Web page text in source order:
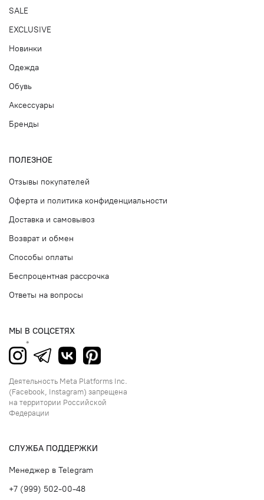
SALE
EXCLUSIVE
Новинки
Одежда
Обувь
Аксессуары
Бренды
ПОЛЕЗНОЕ
Отзывы покупателей
Оферта и политика конфиденциальности
Доставка и самовывоз
Возврат и обмен
Способы оплаты
Беспроцентная рассрочка
Ответы на вопросы
МЫ В СОЦСЕТЯХ
Деятельность Meta Platforms Inc.
(Facebook, Instagram) запрещена
на территории Российской
Федерации
СЛУЖБА ПОДДЕРЖКИ
Менеджер в Telegram
+7 (999) 502-00-48